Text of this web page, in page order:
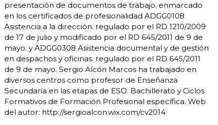
presentación de documentos de trabajo. enmarcado
en los certificados de profesionalidad ADGG0108
Asistencia a la dirección. regulado por el RD 1210/2009
de 17 de julio y modificado por el RD 645/2011 de 9 de
mayo. y ADGG0308 Asistencia documental y de gestión
en despachos y oficinas. regulado por el RD 645/2011
de 9 de mayo. Sergio Alcón Marcos ha trabajado en
diversos centros como profesor de Enseñanza
Secundaria en las etapas de ESO. Bachillerato y Ciclos
Formativos de Formación Profesional específica. Web
del autor: http://sergioalcon.wix.com/cv2014